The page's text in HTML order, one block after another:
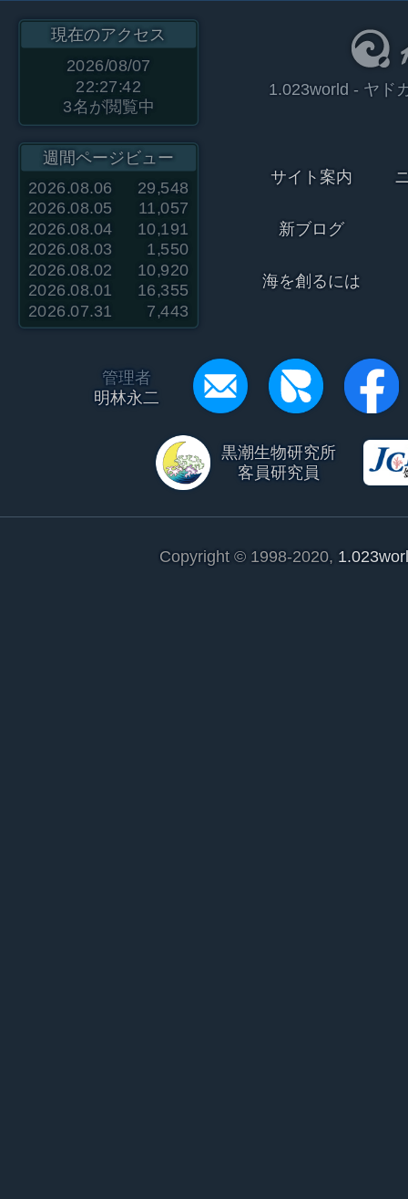
現在のアクセス
2026/08/07
22:27:42
3名が閲覧中
週間ページビュー
2026.08.06
29,548
2026.08.05
11,057
2026.08.04
10,191
2026.08.03
1,550
2026.08.02
10,920
2026.08.01
16,355
2026.07.31
7,443
1.023world - ヤド
サイト案内
新ブログ
海を創るには
管理者
明林永二
黒潮生物研究所
客員研究員
Copyright © 1998-2020,